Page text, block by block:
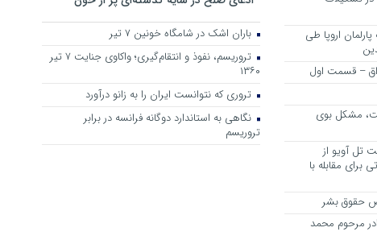
اروپا طی
– قسمت اول
مشکل بوی
تل آویو از
برای مقابله با
حقوق بشر
مرحوم محمد
باران اشک در شامگاه خونین 7 تیر
تروریسم، نفوذ و انتقام‌گیری؛ واکاوی جنایت ۷ تیر
۱۳۶۰
تروری که نتوانست ایران را به زانو درآورد
نگاهی به استاندارد دوگانه فرانسه در برابر
تروریسم